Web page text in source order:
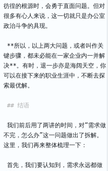
彷徨的根源时，会勇于直面问题。但对
很多有心人来说，这一切就只是办公室
政治斗争的具现。
**所以，以上两大问题，或者叫作关
键步骤，都未必能在一家企业内一并解
决**。有时，退一步亦是海阔天空，你
可以在接下来的职业生涯中，不断去探
索最优解。
我们前后用了两讲的时间，对“需求做
不完，怎么办”这一问题做出了拆解。
这里，我们再来整体梳理一下：
首先，我们要认知到，需求永远都做